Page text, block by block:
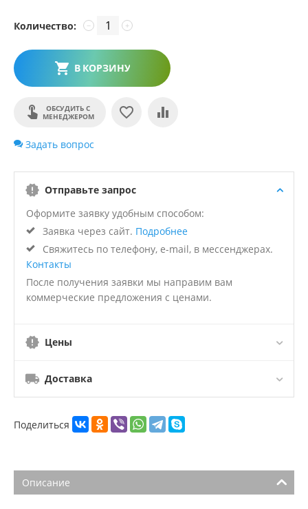
Количество: +
−
В КОРЗИНУ
ОБСУДИТЬ С
МЕНЕДЖЕРОМ
Задать вопрос
Отправьте запрос
Оформите заявку удобным способом:
Заявка через сайт. Подробнее
Свяжитесь по телефону, e-mail, в мессенджерах.
Контакты
После получения заявки мы направим вам
коммерческие предложения с ценами.
Цены
Доставка
Поделиться
Описание